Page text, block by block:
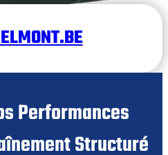
Performances
Structuré